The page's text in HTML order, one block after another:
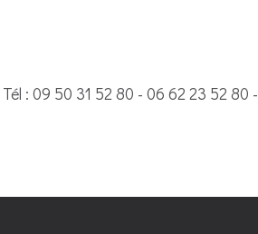
: 09 50 31 52 80 - 06 62 23 52 80 -